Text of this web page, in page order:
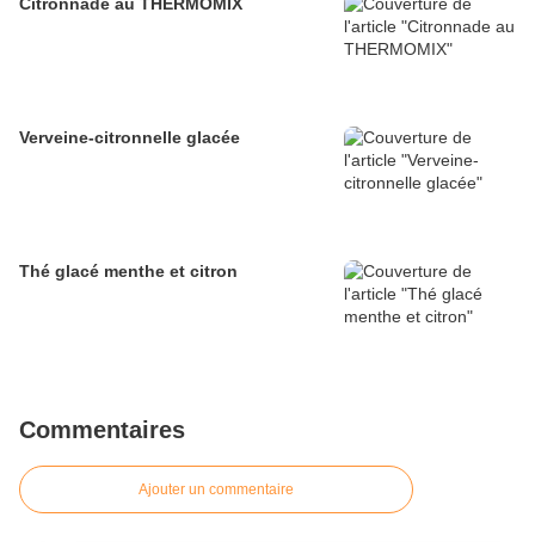
Verveine-citronnelle glacée
Thé glacé menthe et citron
Commentaires
Ajouter un commentaire